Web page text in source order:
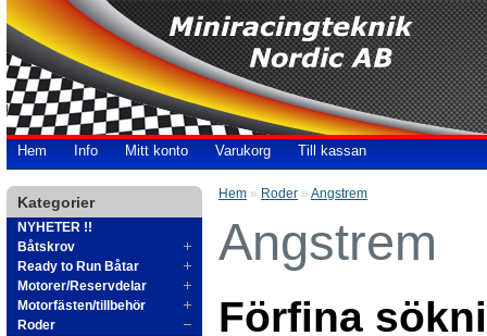
Hem Info Mitt konto Varukorg Till kassan
Kategorier
NYHETER !!
Båtskrov
Ready to Run Båtar
Motorer/Reservdelar
Motorfästen/tillbehör
Roder
Hem » Roder » Angstrem
Angstrem
Förfina